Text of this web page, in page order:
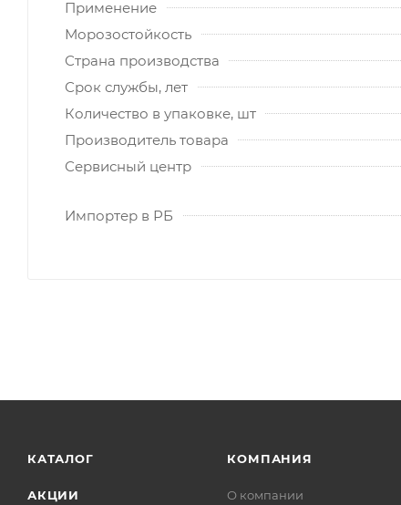
Применение
Морозостойкость
Страна производства
Срок службы, лет
Количество в упаковке, шт
Производитель товара
Сервисный центр
Импортер в РБ
КАТАЛОГ
АКЦИИ
КОМПАНИЯ
О компании